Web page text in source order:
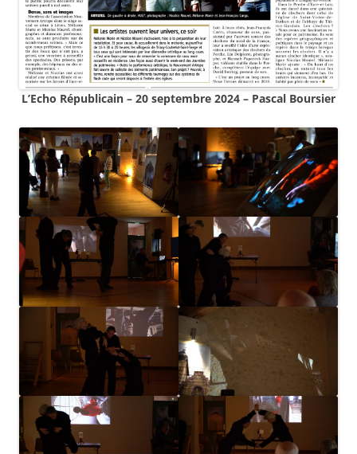
L’Echo Républicain – 20 septembre 2024 – Pascal Boursier